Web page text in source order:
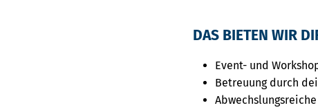
DAS BIETEN WIR
Event- und
Betreuung durch